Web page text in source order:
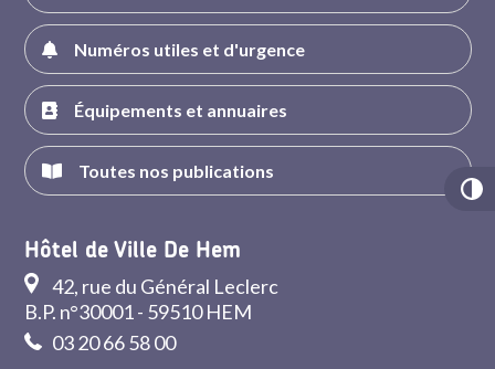
Numéros utiles et d'urgence
Équipements et annuaires
Toutes nos publications
Hôtel de Ville De Hem
42, rue du Général Leclerc
B.P. n°30001 - 59510 HEM
03 20 66 58 00